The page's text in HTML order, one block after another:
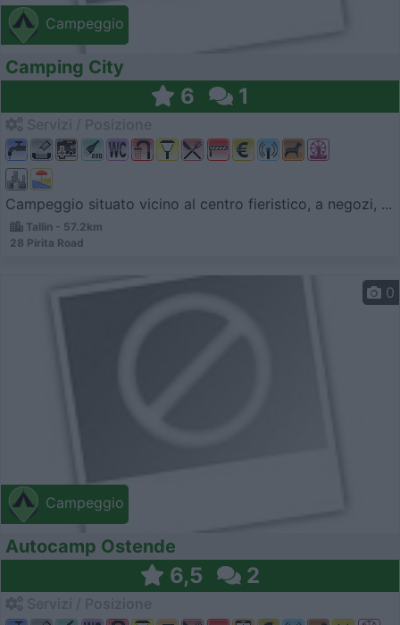
Campeggio
Camping City
6 1
Campeggio situato vicino al centro fieristico, a negozi, ...
Tallin - 57.2km
28 Pirita Road
Campeggio
0
Autocamp Ostende
6,5 2